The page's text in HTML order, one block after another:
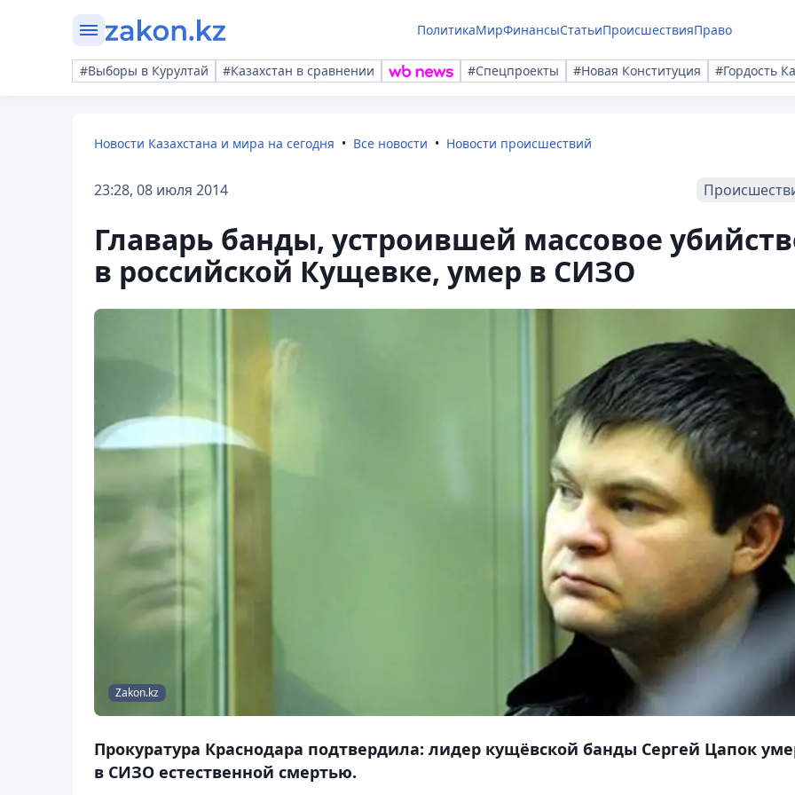
ПолитикаМирФинансыСтатьиПроисшествияПраво
#Выборы в Курултай #Казахстан в сравнении #Спецпроекты #Новая Конституция #Гордость
Новости Казахстана и мира на сегодня Все новости Новости происшествий
23:28, 08 июля 2014
Главарь банды, устроившей массовое
в российской Кущевке, умер в СИЗО
Zakon.kz
Прокуратура Краснодара подтвердила: лидер кущёвской банды Сергей Цапок
в СИЗО естественной смертью.